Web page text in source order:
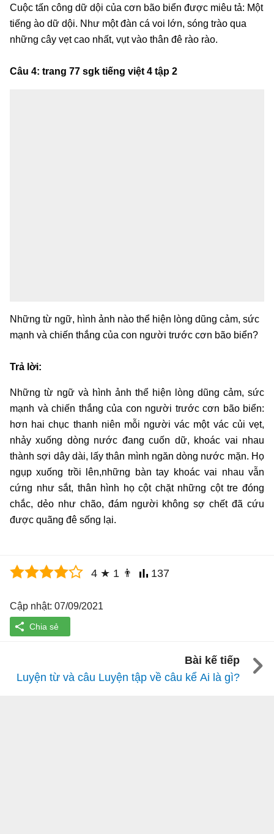
Cuộc tấn công dữ dội của cơn bão biển được miêu tả: Một
tiếng ào dữ dội. Như một đàn cá voi lớn, sóng trào qua
những cây vẹt cao nhất, vụt vào thân đê rào rào.
Câu 4: trang 77 sgk tiếng việt 4 tập 2
Những từ ngữ, hình ảnh nào thể hiện lòng dũng cảm, sức
mạnh và chiến thắng của con người trước cơn bão biển?
Trả lời:
Những từ ngữ và hình ảnh thể hiện lòng dũng cảm, sức
mạnh và chiến thắng của con người trước cơn bão biển:
hơn hai chục thanh niên mỗi người vác một vác củi vẹt,
nhảy xuống dòng nước đang cuốn dữ, khoác vai nhau
thành sợi dây dài, lấy thân mình ngăn dòng nước mặn. Họ
ngụp xuống trồi lên,những bàn tay khoác vai nhau vẫn
cứng như sắt, thân hình họ cột chặt những cột tre đóng
chắc, dẻo như chão, đám người không sợ chết đã cứu
được quãng đê sống lại.
4 ★ 1 👨 137
Cập nhật: 07/09/2021
Bài kế tiếp
Luyện từ và câu Luyện tập về câu kể Ai là gì?